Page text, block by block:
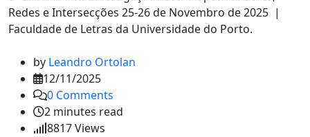
Redes e Intersecções 25-26 de Novembro de 2025 |
Faculdade de Letras da Universidade do Porto.
by Leandro Ortolan
12/11/2025
0 Comments
2 minutes read
8817Views